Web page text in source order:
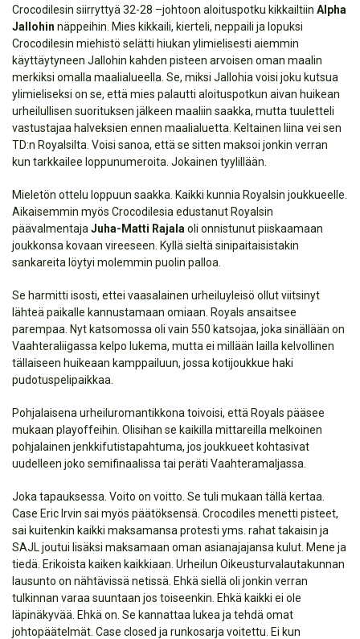
Crocodilesin siirryttyä 32-28 –johtoon aloituspotku kikkailtiin Alpha
Jallohin näppeihin. Mies kikkaili, kierteli, neppaili ja lopuksi
Crocodilesin miehistö selätti hiukan ylimielisesti aiemmin
käyttäytyneen Jallohin kahden pisteen arvoisen oman maalin
merkiksi omalla maalialueella. Se, miksi Jallohia voisi joku kutsua
ylimieliseksi on se, että mies palautti aloituspotkun aivan huikean
urheilullisen suorituksen jälkeen maaliin saakka, mutta tuuletteli
vastustajaa halveksien ennen maalialuetta. Keltainen liina vei sen
TD:n Royalsilta. Voisi sanoa, että se sitten maksoi jonkin verran
kun tarkkailee loppunumeroita. Jokainen tyylillään.
Mieletön ottelu loppuun saakka. Kaikki kunnia Royalsin joukkueelle.
Aikaisemmin myös Crocodilesia edustanut Royalsin
päävalmentaja Juha-Matti Rajala oli onnistunut piiskaamaan
joukkonsa kovaan vireeseen. Kyllä sieltä sinipaitaisistakin
sankareita löytyi molemmin puolin palloa.
Se harmitti isosti, ettei vaasalainen urheiluyleisö ollut viitsinyt
lähteä paikalle kannustamaan omiaan. Royals ansaitsee
parempaa. Nyt katsomossa oli vain 550 katsojaa, joka sinällään on
Vaahteraliigassa kelpo lukema, mutta ei millään lailla kelvollinen
tällaiseen huikeaan kamppailuun, jossa kotijoukkue haki
pudotuspelipaikkaa.
Pohjalaisena urheiluromantikkona toivoisi, että Royals pääsee
mukaan playoffeihin. Olisihan se kaikilla mittareilla melkoinen
pohjalainen jenkkifutistapahtuma, jos joukkueet kohtasivat
uudelleen joko semifinaalissa tai peräti Vaahteramaljassa.
Joka tapauksessa. Voito on voitto. Se tuli mukaan tällä kertaa.
Case Eric Irvin sai myös päätöksensä. Crocodiles menetti pisteet,
sai kuitenkin kaikki maksamansa protesti yms. rahat takaisin ja
SAJL joutui lisäksi maksamaan oman asianajajansa kulut. Mene ja
tiedä. Erikoista kaiken kaikkiaan. Urheilun Oikeusturvalautakunnan
lausunto on nähtävissä netissä. Ehkä siellä oli jonkin verran
tulkinnan varaa suuntaan jos toiseenkin. Ehkä kaikki ei ole
läpinäkyvää. Ehkä on. Se kannattaa lukea ja tehdä omat
johtopäätelmät. Case closed ja runkosarja voitettu. Ei kun